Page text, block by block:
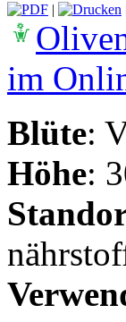
|
im
Blüte:
Höhe: